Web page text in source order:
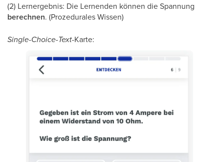
(2) Lernergebnis: Die Lernenden können die Spannung
berechnen. (Prozedurales Wissen)
Single-Choice-Text-Karte: